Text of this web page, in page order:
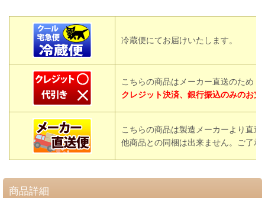
冷蔵便にてお届けいたします。
こちらの商品はメーカー直送のため
クレジット決済、銀行振込のみのお
こちらの商品は製造メーカーより直
他商品との同梱は出来ません。ご了承
商品詳細